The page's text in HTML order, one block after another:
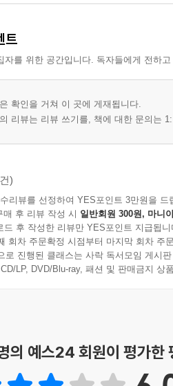
트
자를 위한 공간입니다. 독자들에게 전하
확인을 거쳐 이 곳에 게재됩니다.
리뷰는 리뷰 쓰기를, 책에 대한 문의는
)
리뷰를 선정하여 YES포인트 3만원을 드
매 후 리뷰 작성 시 일반회원 300원, 마니
드 후 작성한 리뷰만 YES포인트 지급됩니
회차 주문확정 시점부터 마지막 회차 주
로 진행된 클래스는 사락 독서모임 게시
LP, DVD/Blu-ray, 패션 및 판매금지 상
의 예스24 회원이 평가한